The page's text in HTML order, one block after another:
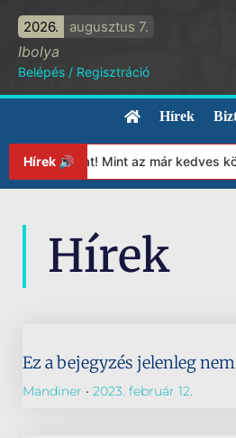
2026. augusztus 7.
Ibolya
Belépés / Regisztráció
Hírek
Hírek 🔊 Mint az már kedves
Hírek
Ez a bejegyzés jelenleg
Mandiner 2023. február 12.